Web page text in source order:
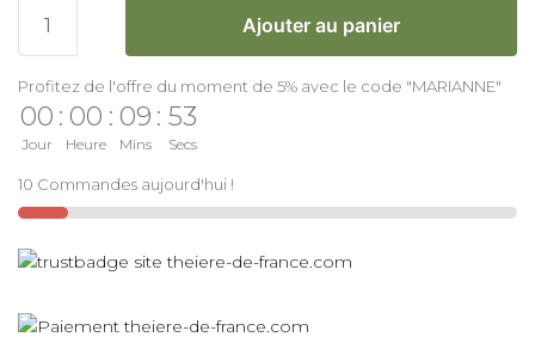
Ajouter au panier
Profitez de l'offre du moment de 5% avec le code "MARIANNE"
00
Jour
: 00
Heure
: 09
Mins
: 53
Secs
10 Commandes aujourd'hui !